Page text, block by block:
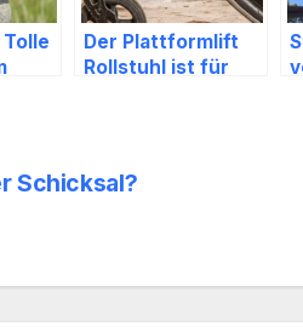
Der Plattformlift
Rollstuhl ist für
Schicksal?